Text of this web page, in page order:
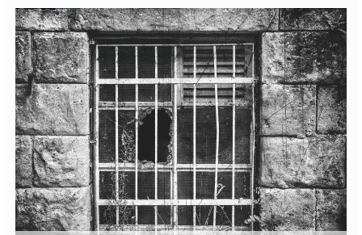
TEAM
FILODIRITTO REDAZIONE COMITATO SCIENTIFICO AUTORI CURATORI
FOTOGRAFI PARTNER COLLABORA CON NOI
EXTRA
CODICI RUBRICHE LIBRI PROCEEDINGS PUBBLICITÀ CONTATTI
SOCIAL MEDIA